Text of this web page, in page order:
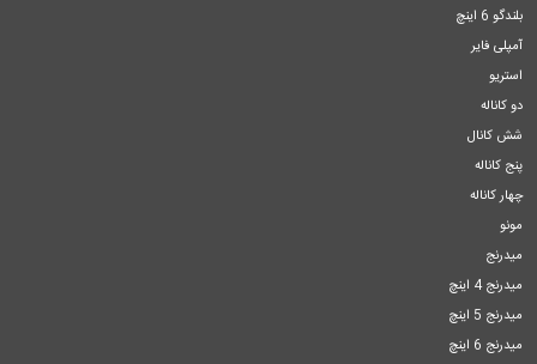
بلندگو 6 اینچ
آمپلی فایر
استریو
دو کاناله
شش کانال
پنج کاناله
چهار کاناله
مونو
میدرنج
میدرنج 4 اینچ
میدرنج 5 اینچ
میدرنج 6 اینچ